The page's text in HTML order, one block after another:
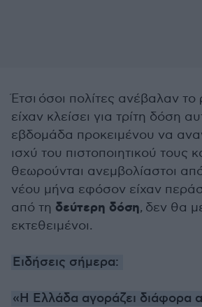
Έτσι όσοι πολίτες ανέβαλαν
είχαν κλείσει για τρίτη δόση
εβδομάδα προκειμένου να
ισχύ του πιστοποιητικού τους
θεωρούνται ανεμβολίαστοι
νέου μήνα εφόσον είχαν
από τη δεύτερη δόση, δεν θα
εκτεθειμένοι.
Ειδήσεις σήμερα:
«H Ελλάδα αγοράζει διάφορα